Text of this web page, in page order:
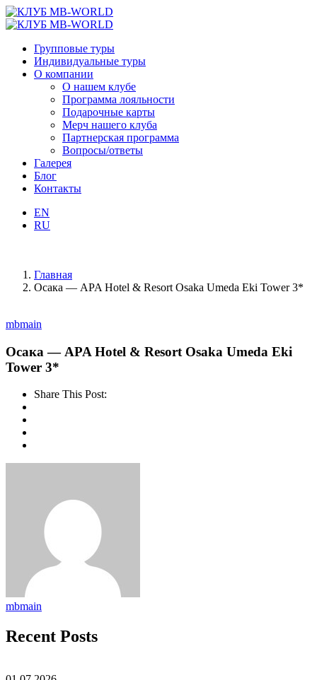
Групповые туры
Индивидуальные туры
О компании
О нашем клубе
Программа лояльности
Подарочные карты
Мерч нашего клуба
Партнерская программа
Вопросы/ответы
Галерея
Блог
Контакты
EN
RU
Главная
Осака — APA Hotel & Resort Osaka Umeda Eki Tower 3*
mbmain
Осака — APA Hotel & Resort Osaka Umeda Eki
Tower 3*
Share This Post:
mbmain
Recent Posts